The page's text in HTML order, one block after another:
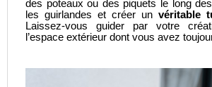
des poteaux ou des piquets le long
les guirlandes et créer un véritable
Laissez-vous guider par votre
l’espace extérieur dont vous avez